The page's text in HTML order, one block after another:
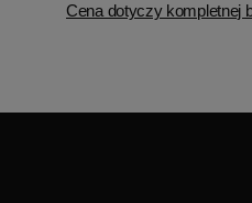
Cena dotyczy kompletnej